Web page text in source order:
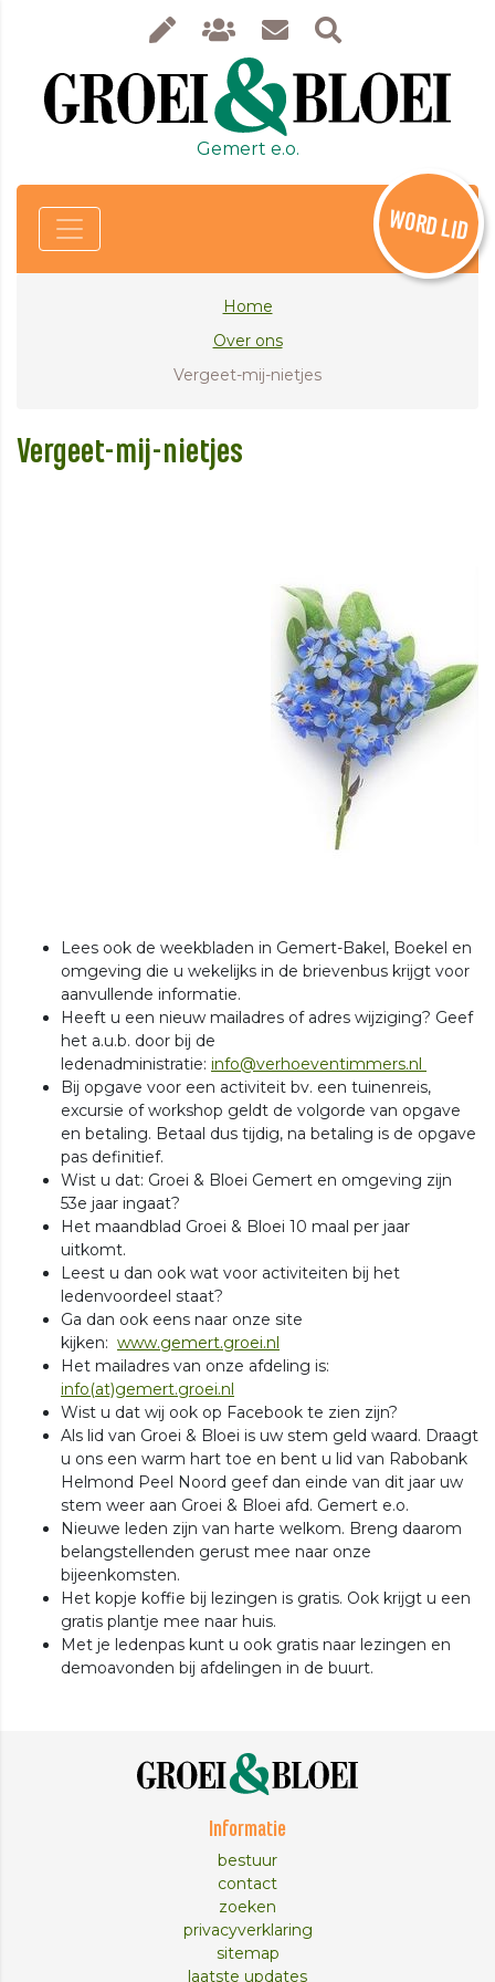
Gemert e.o.
WORD LID
Home
Over ons
Vergeet-mij-nietjes
Vergeet-mij-nietjes
Lees ook de weekbladen in Gemert-Bakel, Boekel en
omgeving die u wekelijks in de brievenbus krijgt voor
aanvullende informatie.
Heeft u een nieuw mailadres of adres wijziging? Geef
het a.u.b. door bij de
ledenadministratie: info@verhoeventimmers.nl
Bij opgave voor een activiteit bv. een tuinenreis,
excursie of workshop geldt de volgorde van opgave
en betaling. Betaal dus tijdig, na betaling is de opgave
pas definitief.
Wist u dat: Groei & Bloei Gemert en omgeving zijn
53e jaar ingaat?
Het maandblad Groei & Bloei 10 maal per jaar
uitkomt.
Leest u dan ook wat voor activiteiten bij het
ledenvoordeel staat?
Ga dan ook eens naar onze site
kijken: www.gemert.groei.nl
Het mailadres van onze afdeling is:
info(at)gemert.groei.nl
Wist u dat wij ook op Facebook te zien zijn?
Als lid van Groei & Bloei is uw stem geld waard. Draagt
u ons een warm hart toe en bent u lid van Rabobank
Helmond Peel Noord geef dan einde van dit jaar uw
stem weer aan Groei & Bloei afd. Gemert e.o.
Nieuwe leden zijn van harte welkom. Breng daarom
belangstellenden gerust mee naar onze
bijeenkomsten.
Het kopje koffie bij lezingen is gratis. Ook krijgt u een
gratis plantje mee naar huis.
Met je ledenpas kunt u ook gratis naar lezingen en
demoavonden bij afdelingen in de buurt.
Informatie
bestuur
contact
zoeken
privacyverklaring
sitemap
laatste updates